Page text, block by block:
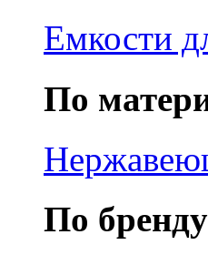
Емкости
По
По бренду